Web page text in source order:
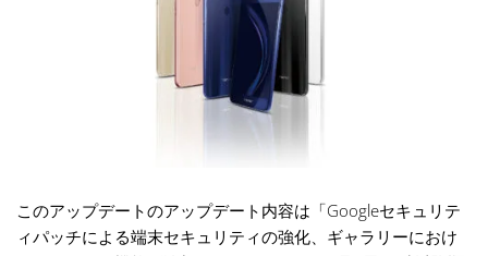
このアップデートのアップデート内容は「Googleセキュリテ
ィパッチによる端末セキュリティの強化、ギャラリーにおけ